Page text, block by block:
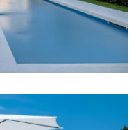
wc, tuš, kada
wc, tuš, kada
wc, tuš